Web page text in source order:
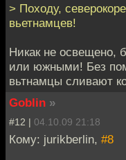
> Походу,
вьетнамцев!
Никак не освещено,
или южными! Без
вьтнамцы сливают
Goblin »
#12 | 04.10.09 21:18
Кому: jurikberlin, #8